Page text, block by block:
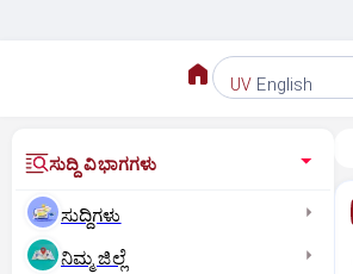
UV English
ಸುದ್ದಿ ವಿಭಾಗಗಳು
ಸುದ್ದಿಗಳು
ನಿಮ್ಮ ಜಿಲ್ಲೆ